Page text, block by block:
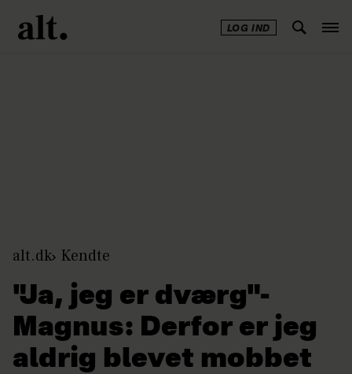
LOG IND
alt.dk Kendte
"Ja, jeg er dværg"-
Magnus: Derfor er jeg
aldrig blevet mobbet